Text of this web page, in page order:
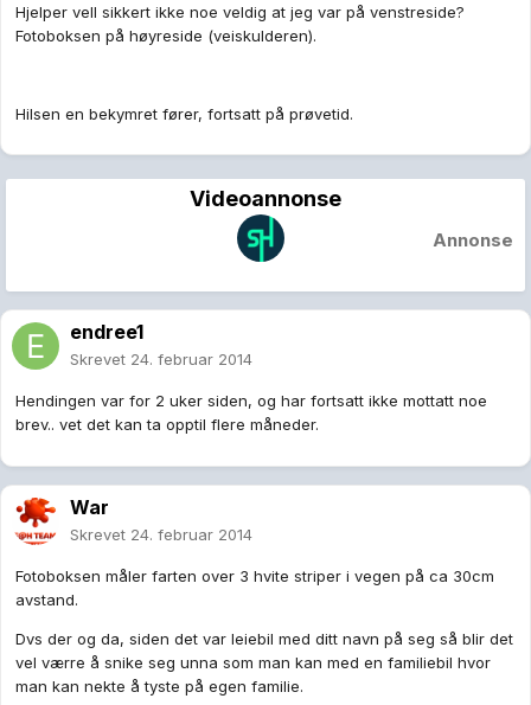
Hjelper vell sikkert ikke noe veldig at jeg var på venstreside?
Fotoboksen på høyreside (veiskulderen).
Hilsen en bekymret fører, fortsatt på prøvetid.
Videoannonse
Annonse
endree1
Skrevet 24. februar 2014
Hendingen var for 2 uker siden, og har fortsatt ikke mottatt noe
brev.. vet det kan ta opptil flere måneder.
War
Skrevet 24. februar 2014
Fotoboksen måler farten over 3 hvite striper i vegen på ca 30cm
avstand.
Dvs der og da, siden det var leiebil med ditt navn på seg så blir det
vel værre å snike seg unna som man kan med en familiebil hvor
man kan nekte å tyste på egen familie.